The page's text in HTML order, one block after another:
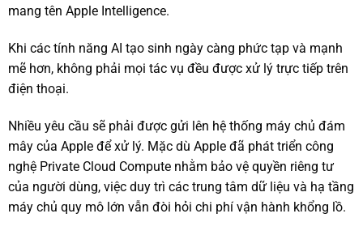
mang tên Apple Intelligence.
Khi các tính năng AI tạo sinh ngày càng phức tạp và mạnh
mẽ hơn, không phải mọi tác vụ đều được xử lý trực tiếp trên
điện thoại.
Nhiều yêu cầu sẽ phải được gửi lên hệ thống máy chủ đám
mây của Apple để xử lý. Mặc dù Apple đã phát triển công
nghệ Private Cloud Compute nhằm bảo vệ quyền riêng tư
của người dùng, việc duy trì các trung tâm dữ liệu và hạ tầng
máy chủ quy mô lớn vẫn đòi hỏi chi phí vận hành khổng lồ.